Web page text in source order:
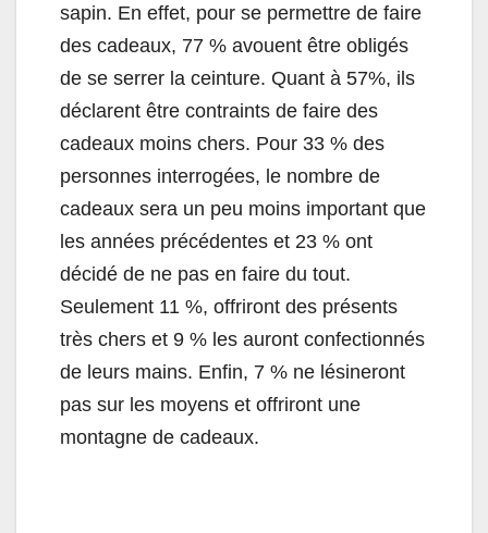
sapin. En effet, pour se permettre de faire
des cadeaux, 77 % avouent être obligés
de se serrer la ceinture. Quant à 57%, ils
déclarent être contraints de faire des
cadeaux moins chers. Pour 33 % des
personnes interrogées, le nombre de
cadeaux sera un peu moins important que
les années précédentes et 23 % ont
décidé de ne pas en faire du tout.
Seulement 11 %, offriront des présents
très chers et 9 % les auront confectionnés
de leurs mains. Enfin, 7 % ne lésineront
pas sur les moyens et offriront une
montagne de cadeaux.